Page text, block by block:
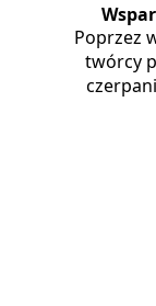
Poprzez
twórcy